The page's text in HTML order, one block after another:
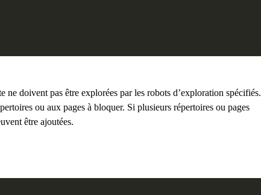
ne doivent pas être explorées par les robots d’exploration spécifiés.
ou aux pages à bloquer. Si plusieurs répertoires ou pages
être ajoutées.